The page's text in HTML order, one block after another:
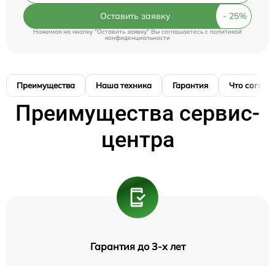
Оставить заявку
Нажимая на кнопку "Оставить заявку" Вы соглашаетесь cполитикой
конфиденциальности
Преимущества Наша техника Гарантия Что
Преимущества сервис-
центра
Гарантия до 3-х лет